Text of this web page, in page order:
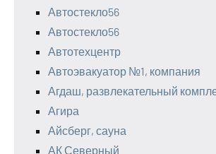
Автостекло56
Автостекло56
Автотехцентр
Автоэвакуатор №1, компания
Агдаш, развлекательный
Агира
Айсберг, сауна
АК Северный